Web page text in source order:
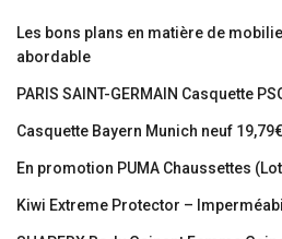
Les bons plans en matière de
abordable
PARIS SAINT-GERMAIN Casquette
Casquette Bayern Munich neuf 19,79€
En promotion PUMA Chaussettes
Kiwi Extreme Protector –